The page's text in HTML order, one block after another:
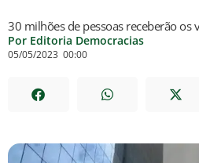
30 milhões de pessoas receberão os
Por Editoria Democracias
05/05/2023 00:00